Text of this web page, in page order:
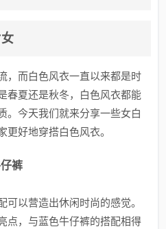
，而白色风衣一直以来都是时
春夏还是秋冬，白色风衣都能
。今天我们就来分享一些女白
更好地穿搭白色风衣。
裤
可以营造出休闲时尚的感觉。
点，与蓝色牛仔裤的搭配相得